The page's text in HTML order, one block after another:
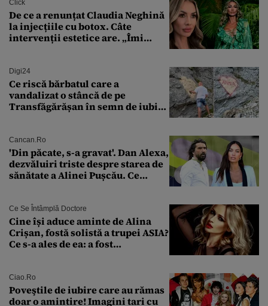
Click
De ce a renunțat Claudia Neghină
la injecțiile cu botox. Câte
intervenții estetice are. „Îmi
Digi24
Ce riscă bărbatul care a
vandalizat o stâncă de pe
Transfăgărășan în semn de iubire
Cancan.ro
'Din păcate, s-a gravat'. Dan Alexa,
dezvăluiri triste despre starea de
sănătate a Alinei Pușcău. Ce
Ce Se Întâmplă Doctore
Cine își aduce aminte de Alina
Crișan, fostă solistă a trupei ASIA?
Ce s-a ales de ea: a fost
Ciao.ro
Poveştile de iubire care au rămas
doar o amintire! Imagini tari cu